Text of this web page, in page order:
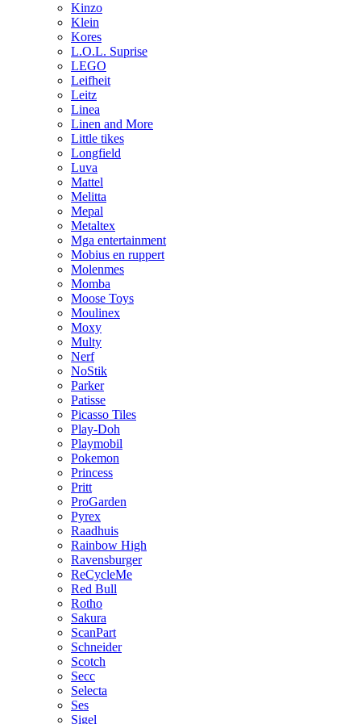
Kinzo
Klein
Kores
L.O.L. Suprise
LEGO
Leifheit
Leitz
Linea
Linen and More
Little tikes
Longfield
Luva
Mattel
Melitta
Mepal
Metaltex
Mga entertainment
Mobius en ruppert
Molenmes
Momba
Moose Toys
Moulinex
Moxy
Multy
Nerf
NoStik
Parker
Patisse
Picasso Tiles
Play-Doh
Playmobil
Pokemon
Princess
Pritt
ProGarden
Pyrex
Raadhuis
Rainbow High
Ravensburger
ReCycleMe
Red Bull
Rotho
Sakura
ScanPart
Schneider
Scotch
Secc
Selecta
Ses
Sigel